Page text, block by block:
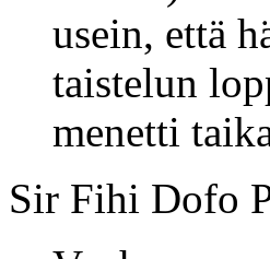
usein, että
taistelun
menetti
Sir Fihi Dofo